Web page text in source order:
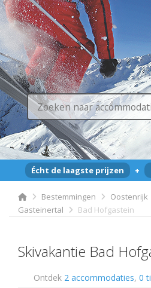
Écht de laagste prijzen +
Bestemmingen Oostenrijk
Gasteinertal
Bad Hofgastein
Skivakantie Bad
Ontdek 2 accommodaties, 0